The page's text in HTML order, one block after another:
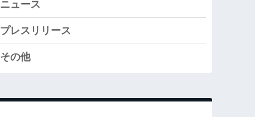
ニュース
プレスリリース
その他